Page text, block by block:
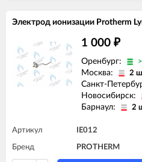
Электрод ионизации Protherm
1 000 ₽
Оренбург:
Москва: 2
Санкт-
Новосибирск:
Барнаул: 2
Артикул IE012
Бренд PROTHERM